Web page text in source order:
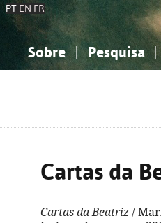
PT EN FR
Sobre Pesquisa
Cartas da
Cartas da Beatriz /